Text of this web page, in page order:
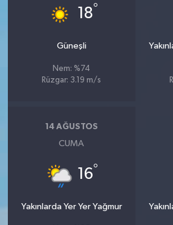
18°
Güneşli
Nem: %74
Rüzgar: 3.19 m/s
14 AĞUSTOS
CUMA
16°
Yakınlarda Yer Yer Yağmur